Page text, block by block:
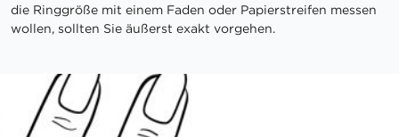
die Ringgröße mit einem Faden oder Papierstreifen messen
wollen, sollten Sie äußerst exakt vorgehen.